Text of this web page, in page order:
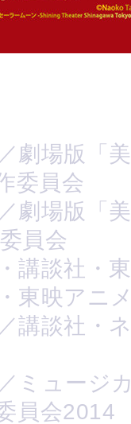
劇場版「
委員会
劇場版「
員会
講談社・
東映アニ
講談社・
ミュージ
員会2014